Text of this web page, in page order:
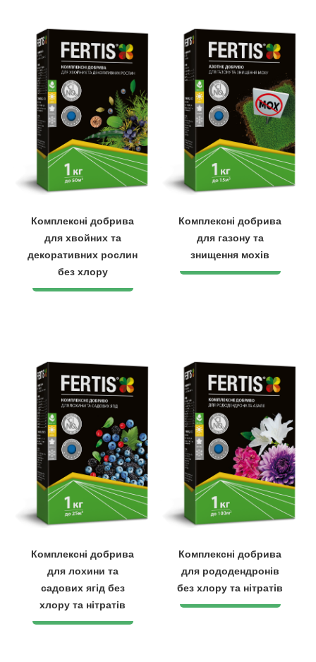
Комплексні добрива
для хвойних та
декоративних рослин
без хлору
Комплексні добрива
для газону та
знищення мохів
Комплексні добрива
для лохини та
садових ягід без
хлору та нітратів
Комплексні добрива
для рододендронів
без хлору та нітратів